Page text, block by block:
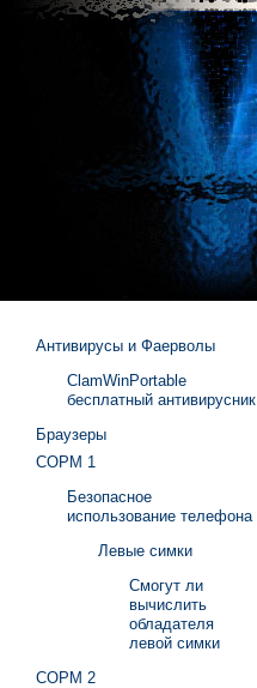
Антивирусы и Фаерволы
ClamWinPortable
бесплатный антивирусник
Браузеры
СОРМ 1
Безопасное
использование телефона
Левые симки
Смогут ли
вычислить
обладателя
левой симки
СОРМ 2